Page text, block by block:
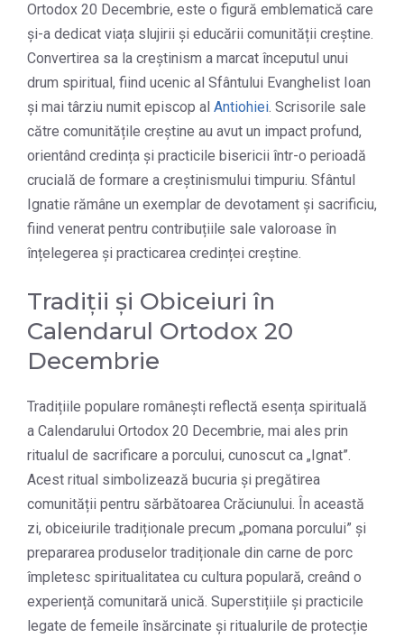
Ortodox 20 Decembrie, este o figură emblematică care
și-a dedicat viața slujirii și educării comunității creștine.
Convertirea sa la creștinism a marcat începutul unui
drum spiritual, fiind ucenic al Sfântului Evanghelist Ioan
și mai târziu numit episcop al Antiohiei. Scrisorile sale
către comunitățile creștine au avut un impact profund,
orientând credința și practicile bisericii într-o perioadă
crucială de formare a creștinismului timpuriu. Sfântul
Ignatie rămâne un exemplar de devotament și sacrificiu,
fiind venerat pentru contribuțiile sale valoroase în
înțelegerea și practicarea credinței creștine​.
Tradiții și Obiceiuri în
Calendarul Ortodox 20
Decembrie
Tradițiile populare românești reflectă esența spirituală
a Calendarului Ortodox 20 Decembrie, mai ales prin
ritualul de sacrificare a porcului, cunoscut ca „Ignat”.
Acest ritual simbolizează bucuria și pregătirea
comunității pentru sărbătoarea Crăciunului. În această
zi, obiceiurile tradiționale precum „pomana porcului” și
prepararea produselor tradiționale din carne de porc
împletesc spiritualitatea cu cultura populară, creând o
experiență comunitară unică. Superstițiile și practicile
legate de femeile însărcinate și ritualurile de protecție